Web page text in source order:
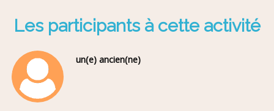
Les participants à cette activité
un(e) ancien(ne)